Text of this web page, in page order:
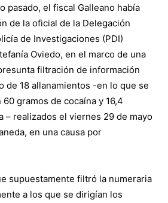
pasado, el fiscal Galleano había
de la oficial de la Delegación
de Investigaciones (PDI)
Oviedo, en el marco de una
filtración de información
de 18 allanamientos -en lo que se
gramos de cocaína y 16,4
– realizados el viernes 29 de mayo
en una causa por
supuestamente filtró la numeraria
a los que se dirigían los